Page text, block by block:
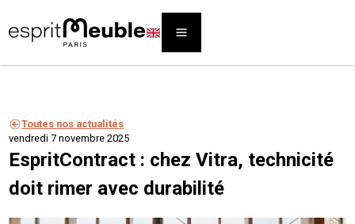
Toutes nos actualités
vendredi 7 novembre 2025
EspritContract : chez Vitra, technicité
doit rimer avec durabilité